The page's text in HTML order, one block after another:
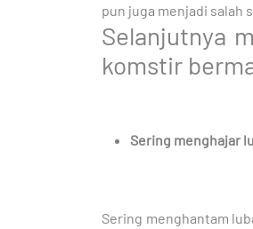
pun juga menjadi salah
Selanjutnya
komstir
Sering menghajar
Sering menghantam